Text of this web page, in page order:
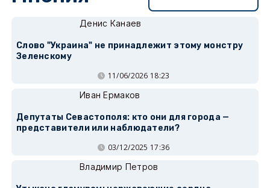
Денис Канаев
Слово "Украина" не принадлежит этому монстру
Зеленскому
11/06/2026 18:23
Иван Ермаков
Депутаты Севастополя: кто они для города —
представители или наблюдатели?
03/12/2025 17:36
Владимир Петров